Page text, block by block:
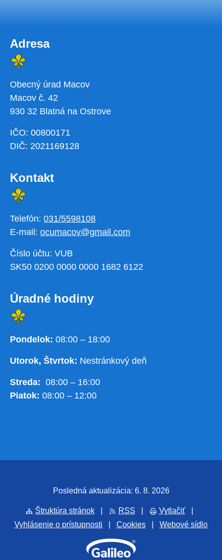
Adresa
Obecný úrad Macov
Macov č. 42
930 32 Blatná na Ostrove
IČO: 00800171
DIČ: 2021169128
Kontakt
Telefón: 031/5598108
E-mail: ocumacov@gmail.com
Číslo účtu: VUB
SK50 0200 0000 0000 1682 6122
Úradné hodiny
Pondelok: 08:00 – 18:00
Utorok, Štvrtok: Nestránkový deň
Streda: 08:00 – 16:00
Piatok: 08:00 – 12:00
Posledná aktualizácia: 6. 8. 2026
Štruktúra stránok RSS Vytlačiť
Vyhlásenie o prístupnosti
Cookies Webové sídlo